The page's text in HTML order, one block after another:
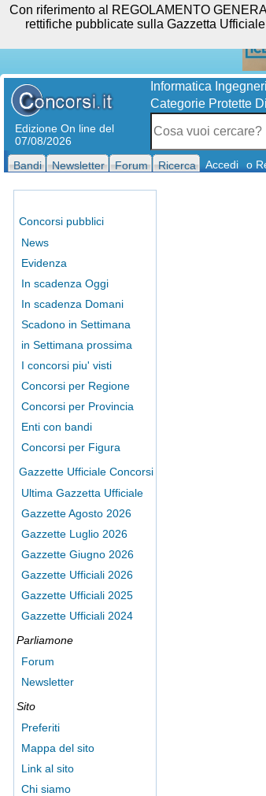
Edizione On line del
07/08/2026
Informatica
Categorie Protette
Bandi Newsletter Forum Ricerca Accedi o
Concorsi pubblici
News
Evidenza
In scadenza Oggi
In scadenza Domani
Scadono in Settimana
in Settimana prossima
I concorsi piu' visti
Concorsi per Regione
Concorsi per Provincia
Enti con bandi
Concorsi per Figura
Gazzette Ufficiale Concorsi
Ultima Gazzetta Ufficiale
Gazzette Agosto 2026
Gazzette Luglio 2026
Gazzette Giugno 2026
Gazzette Ufficiali 2026
Gazzette Ufficiali 2025
Gazzette Ufficiali 2024
Parliamone
Forum
Newsletter
Sito
Preferiti
Mappa del sito
Link al sito
Chi siamo
Con riferimento al REGOLAMENTO
rettifiche pubblicate sulla Gazzetta